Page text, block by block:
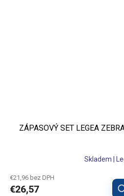
ZÁPASOVÝ SET LEGEA
Skladem |
€21,96 bez DPH
€26,57